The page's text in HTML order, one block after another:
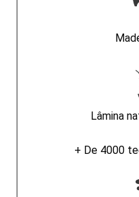
Lâmina
+ De 4000